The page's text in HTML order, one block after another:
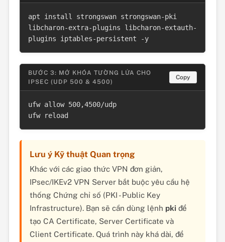
apt install strongswan strongswan-pki
libcharon-extra-plugins libcharon-extauth-
plugins iptables-persistent -y
BƯỚC 3: MỞ KHÓA TƯỜNG LỬA CHO
IPSEC (UDP 500 & 4500)
Copy
ufw allow 500,4500/udp
ufw reload
Lưu ý Kỹ thuật Quan trọng
Khác với các giao thức VPN đơn giản,
IPsec/IKEv2 VPN Server bắt buộc yêu cầu hệ
thống Chứng chỉ số (PKI - Public Key
Infrastructure). Bạn sẽ cần dùng lệnh pki để
tạo CA Certificate, Server Certificate và
Client Certificate. Quá trình này khá dài, để